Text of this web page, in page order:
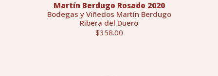
Martín Berdugo Rosado 2020
Bodegas y Viñedos Martín Berdugo
Ribera del Duero
$358.00